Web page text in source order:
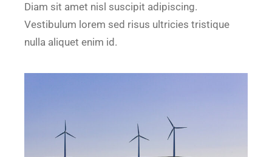
Diam sit amet nisl suscipit adipiscing.
Vestibulum lorem sed risus ultricies tristique
nulla aliquet enim id.